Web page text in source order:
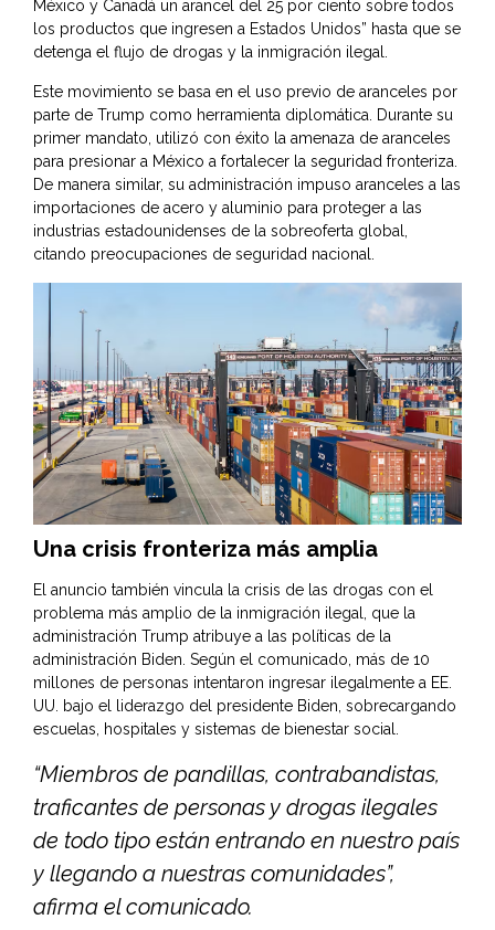
México y Canadá un arancel del 25 por ciento sobre todos
los productos que ingresen a Estados Unidos” hasta que se
detenga el flujo de drogas y la inmigración ilegal.
Este movimiento se basa en el uso previo de aranceles por
parte de Trump como herramienta diplomática. Durante su
primer mandato, utilizó con éxito la amenaza de aranceles
para presionar a México a fortalecer la seguridad fronteriza.
De manera similar, su administración impuso aranceles a las
importaciones de acero y aluminio para proteger a las
industrias estadounidenses de la sobreoferta global,
citando preocupaciones de seguridad nacional.
Una crisis fronteriza más amplia
El anuncio también vincula la crisis de las drogas con el
problema más amplio de la inmigración ilegal, que la
administración Trump atribuye a las políticas de la
administración Biden. Según el comunicado, más de 10
millones de personas intentaron ingresar ilegalmente a EE.
UU. bajo el liderazgo del presidente Biden, sobrecargando
escuelas, hospitales y sistemas de bienestar social.
“Miembros de pandillas, contrabandistas,
traficantes de personas y drogas ilegales
de todo tipo están entrando en nuestro país
y llegando a nuestras comunidades”,
afirma el comunicado.